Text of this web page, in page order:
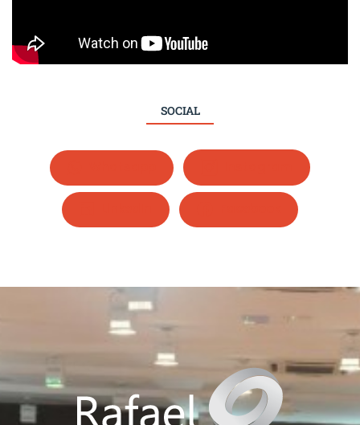
SOCIAL